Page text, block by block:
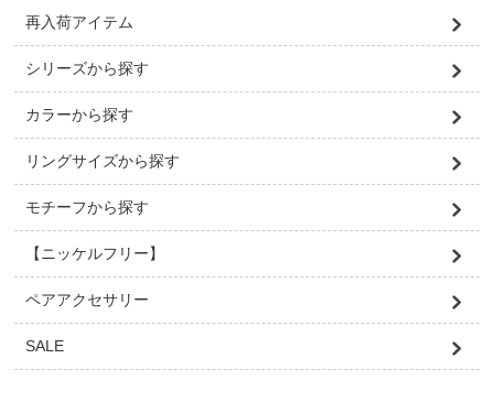
再入荷アイテム
シリーズから探す
カラーから探す
リングサイズから探す
モチーフから探す
【ニッケルフリー】
ペアアクセサリー
SALE